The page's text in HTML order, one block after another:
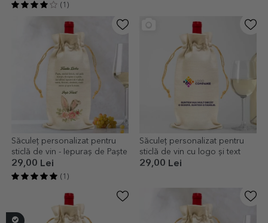
(1)
Săculeț personalizat pentru
sticlă de vin - Iepuraș de Paște
29,00 Lei
(1)
Săculeț personalizat pentru
sticlă de vin cu logo și text
29,00 Lei